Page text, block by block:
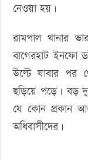
নেওয়া হয়।
রামপাল থানার
বাগেরহাট ইনফো
উল্টে যাবার
ছড়িয়ে পড়ে। বড়
যে কোন প্রকান
অধিবাসীদের।